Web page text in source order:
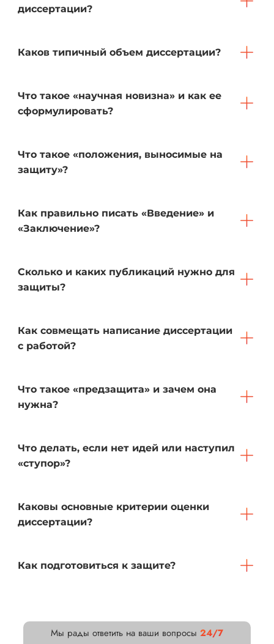
диссертации?
Каков типичный объем диссертации?
Что такое «научная новизна» и как ее
сформулировать?
Что такое «положения, выносимые на
защиту»?
Как правильно писать «Введение» и
«Заключение»?
Сколько и каких публикаций нужно для
защиты?
Как совмещать написание диссертации
с работой?
Что такое «предзащита» и зачем она
нужна?
Что делать, если нет идей или наступил
«ступор»?
Каковы основные критерии оценки
диссертации?
Как подготовиться к защите?
Мы рады ответить на ваши вопросы 24/7